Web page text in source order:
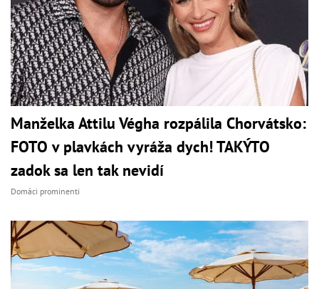
Manželka Attilu Végha rozpálila Chorvátsko:
FOTO v plavkách vyráža dych! TAKÝTO
zadok sa len tak nevidí
Domáci prominenti